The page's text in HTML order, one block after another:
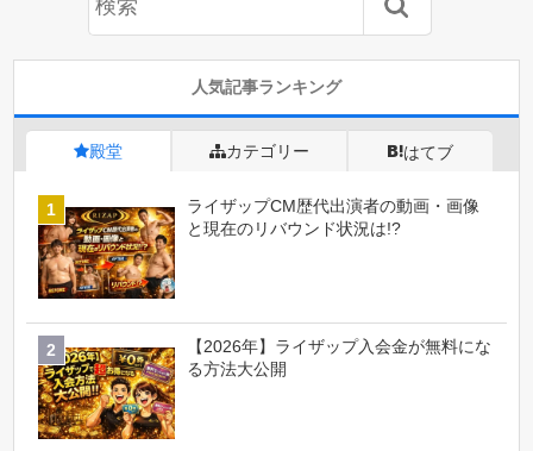
人気記事ランキング
殿堂 カテゴリー はてブ
ライザップCM歴代出演者の動画・画像
と現在のリバウンド状況は!?
【2026年】ライザップ入会金が無料にな
る方法大公開